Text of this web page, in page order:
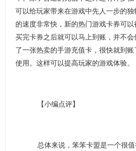
可以给玩家带来在游戏中先人一步的
的速度非常快，新的热门游戏卡券可以
买完卡券之后就可以马上到账，并不
了一张热卖的手游充值卡，很快就到
使用。这样可以提高玩家的游戏体验。
【小编点评】
总体来说，笨笨卡盟是一个很值